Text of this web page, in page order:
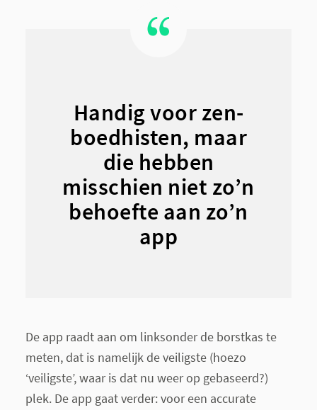
Handig voor zen-
boedhisten, maar
die hebben
misschien niet zo’n
behoefte aan zo’n
app
De app raadt aan om linksonder de borstkas te
meten, dat is namelijk de veiligste (hoezo
‘veiligste’, waar is dat nu weer op gebaseerd?)
plek. De app gaat verder: voor een accurate